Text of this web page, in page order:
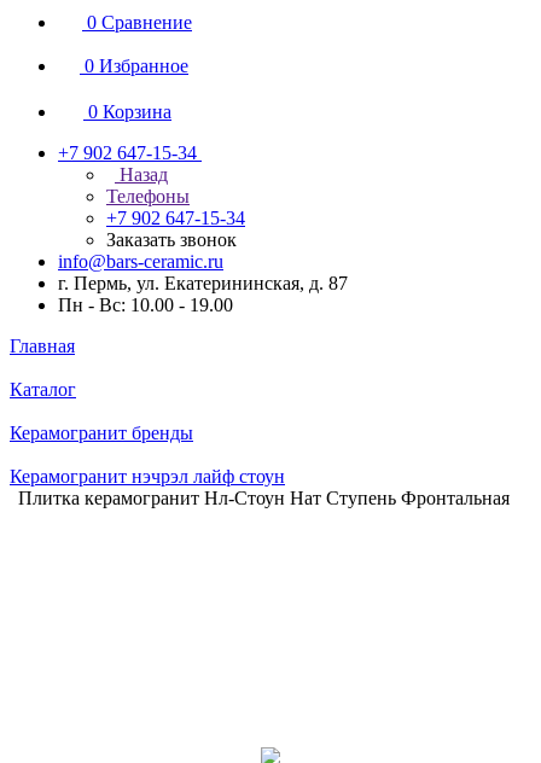
0 Сравнение
0 Избранное
0 Корзина
+7 902 647-15-34
Назад
Телефоны
+7 902 647-15-34
Заказать звонок
info@bars-ceramic.ru
г. Пермь, ул. Екатерининская, д. 87
Пн - Вс: 10.00 - 19.00
Главная
Каталог
Керамогранит бренды
Керамогранит нэчрэл лайф стоун
Плитка керамогранит Нл-Стоун Нат Ступень Фронтальная